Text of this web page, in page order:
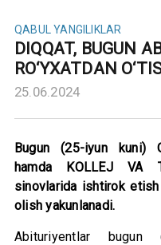
QABUL YANGILIKLAR
DIQQAT, BUGUN
RO‘YXATDAN
25.06.2024
Bugun (25-iyun kuni)
hamda KOLLEJ VA
sinovlarida ishtirok etish
olish yakunlanadi.
Abituriyentlar